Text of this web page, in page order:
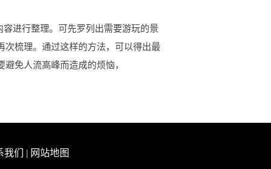
进行整理。可先罗列出需要游玩的景
次梳理。通过这样的方法，可以得出最
免人流高峰而造成的烦恼，
我们 | 网站地图